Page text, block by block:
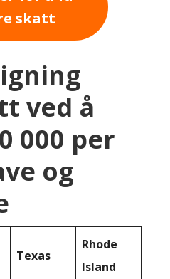
skatt
ved å
000 per
og
Texas
Rhode
Island